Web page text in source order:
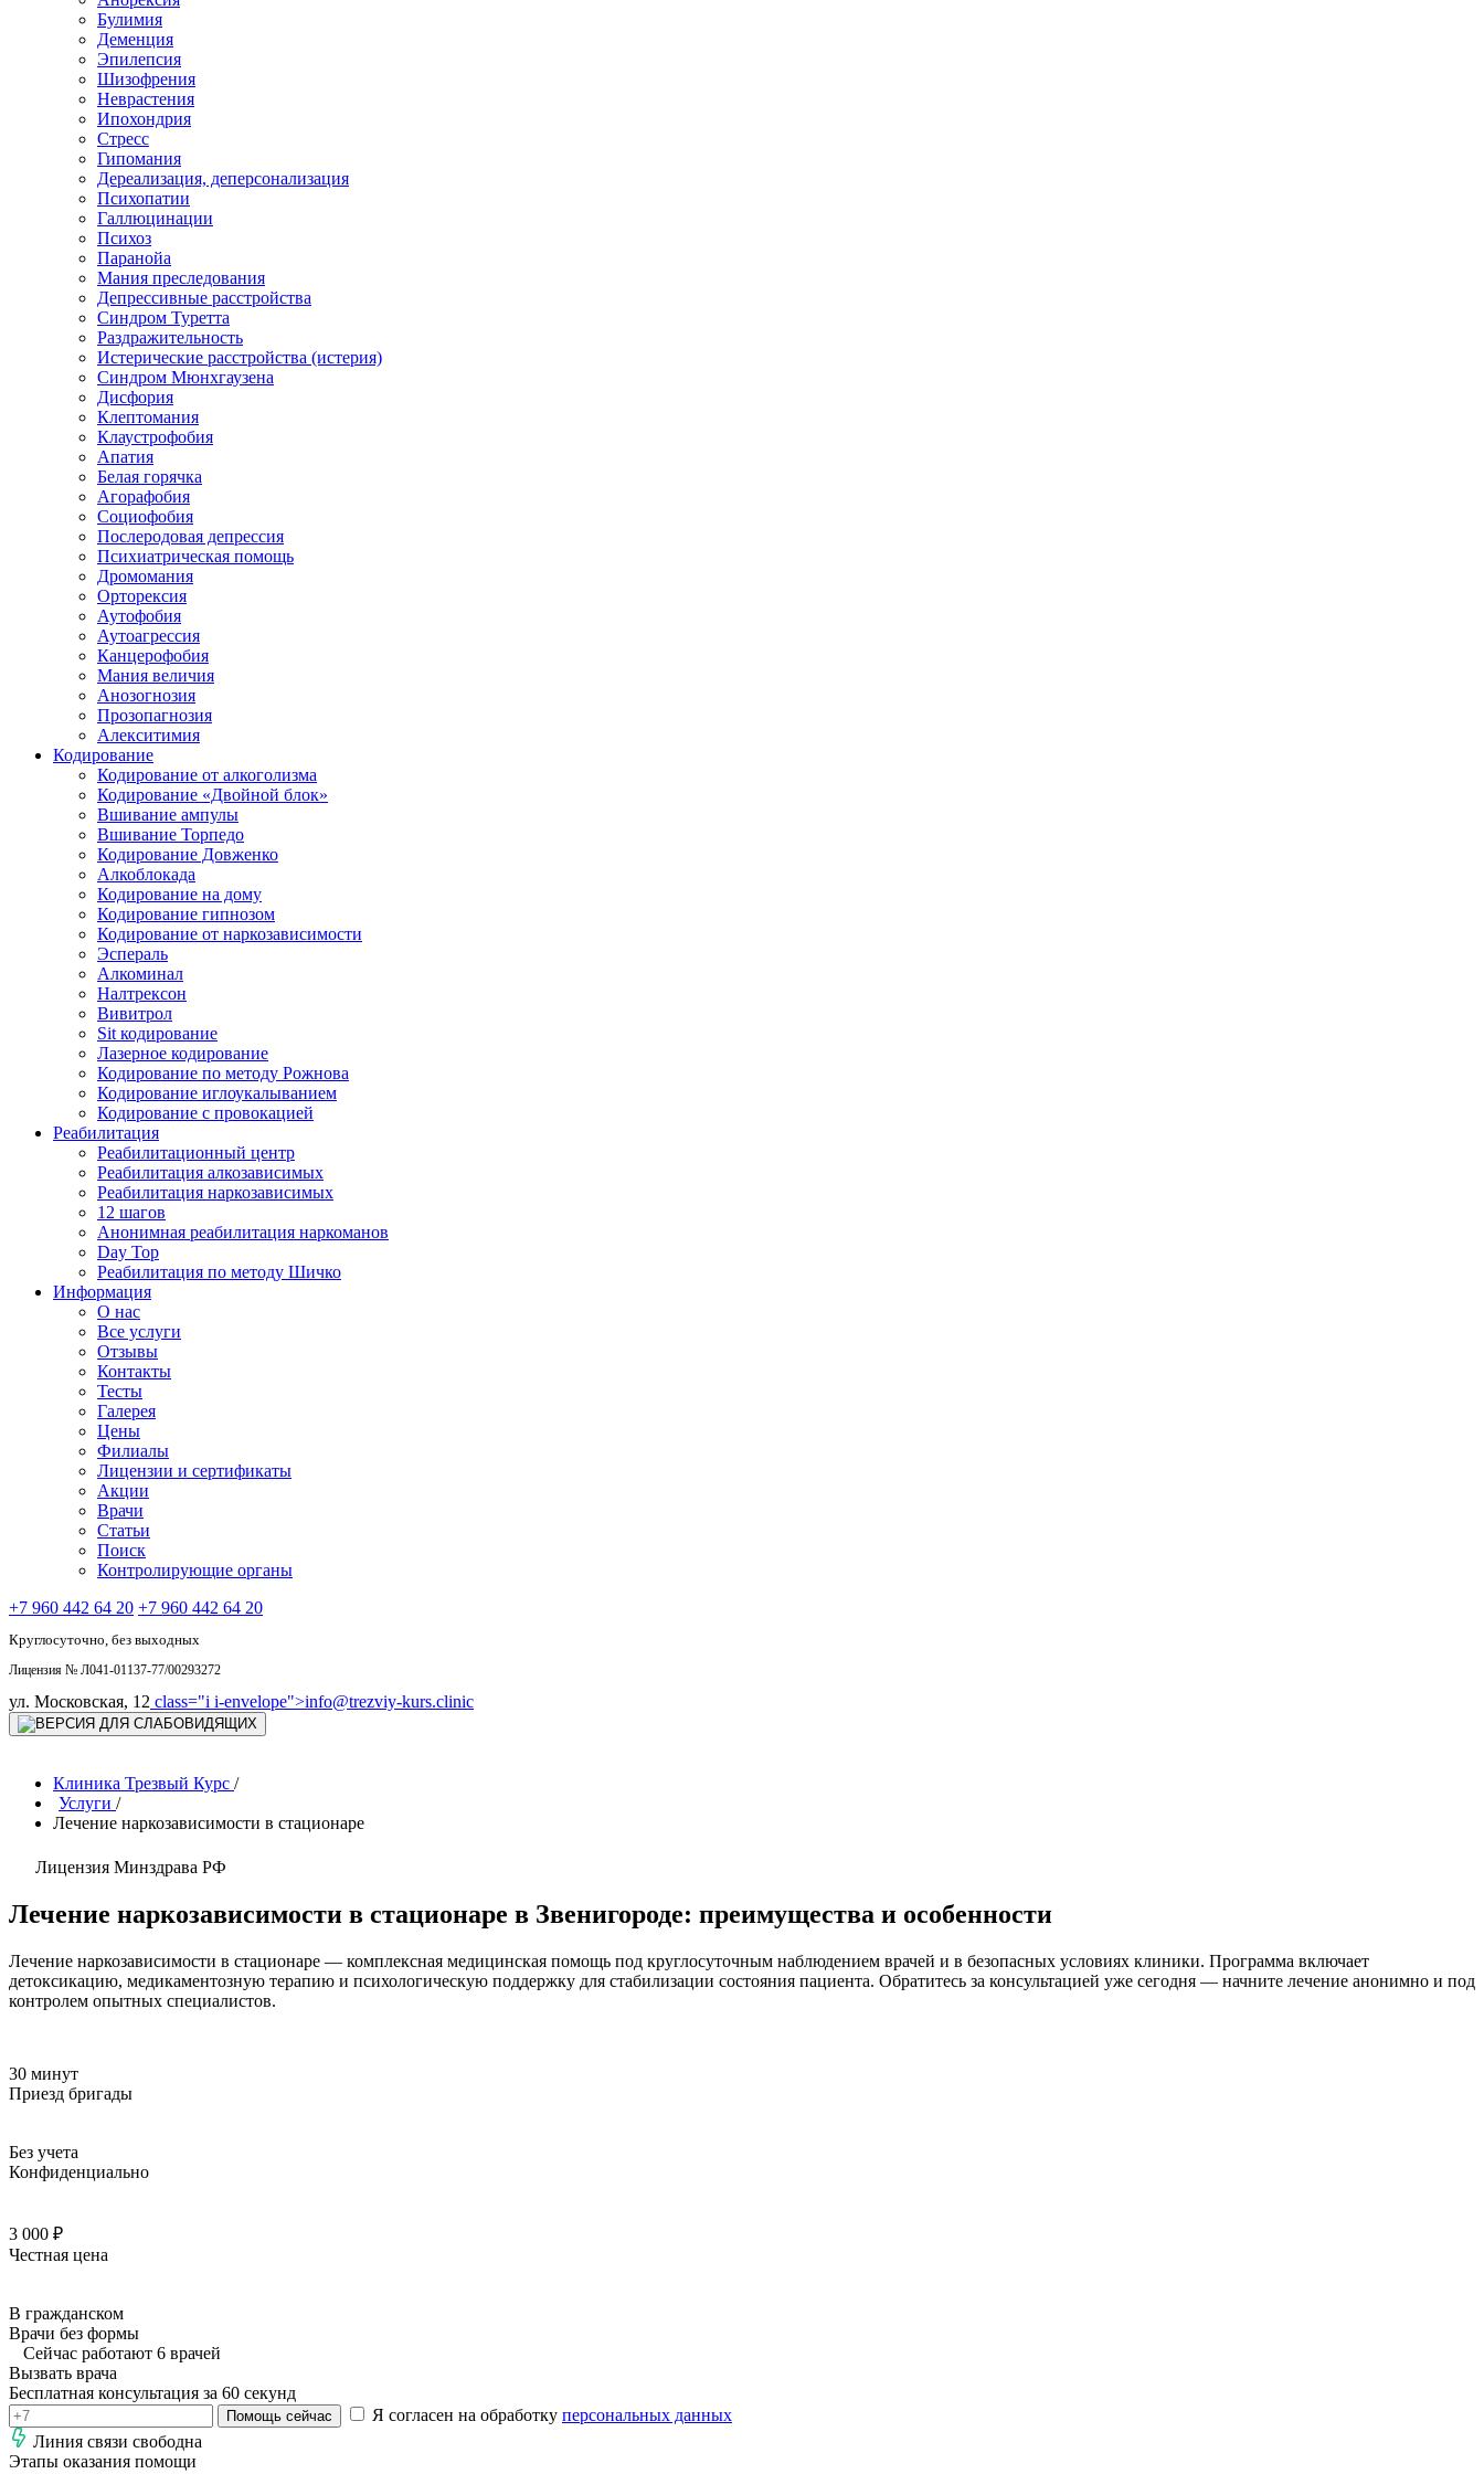
Булимия
Деменция
Эпилепсия
Шизофрения
Неврастения
Ипохондрия
Стресс
Гипомания
Дереализация, деперсонализация
Психопатии
Галлюцинации
Психоз
Паранойа
Мания преследования
Депрессивные расстройства
Синдром Туретта
Раздражительность
Истерические расстройства (истерия)
Синдром Мюнхгаузена
Дисфория
Клептомания
Клаустрофобия
Апатия
Белая горячка
Агорафобия
Социофобия
Послеродовая депрессия
Психиатрическая помощь
Дромомания
Орторексия
Аутофобия
Аутоагрессия
Канцерофобия
Мания величия
Анозогнозия
Прозопагнозия
Алекситимия
Кодирование
Кодирование от алкоголизма
Кодирование «Двойной блок»
Вшивание ампулы
Вшивание Торпедо
Кодирование Довженко
Алкоблокада
Кодирование на дому
Кодирование гипнозом
Кодирование от наркозависимости
Эспераль
Алкоминал
Налтрексон
Вивитрол
Sit кодирование
Лазерное кодирование
Кодирование по методу Рожнова
Кодирование иглоукалыванием
Кодирование с провокацией
Реабилитация
Реабилитационный центр
Реабилитация алкозависимых
Реабилитация наркозависимых
12 шагов
Анонимная реабилитация наркоманов
Day Top
Реабилитация по методу Шичко
Информация
О нас
Все услуги
Отзывы
Контакты
Тесты
Галерея
Цены
Филиалы
Лицензии и сертификаты
Акции
Врачи
Статьи
Поиск
Контролирующие органы
+7 960 442 64 20 +7 960 442 64 20
Круглосуточно, без выходных
Лицензия № Л041-01137-77/00293272
ул. Московская, 12 class="i i-envelope">info@trezviy-kurs.clinic
Клиника Трезвый Курс /
Услуги /
Лечение наркозависимости в стационаре
Лицензия Минздрава РФ
Лечение наркозависимости в стационаре в Звенигороде: преимущества и особенности
Лечение наркозависимости в стационаре — комплексная медицинская помощь под круглосуточным наблюдением врачей и в безопасных условиях клиники. Программа включает
детоксикацию, медикаментозную терапию и психологическую поддержку для стабилизации состояния пациента. Обратитесь за консультацией уже сегодня — начните лечение анонимно и под
контролем опытных специалистов.
30 минут
Приезд бригады
Без учета
Конфиденциально
3 000 ₽
Честная цена
В гражданском
Врачи без формы
Сейчас работают 6 врачей
Вызвать врача
Бесплатная консультация за 60 секунд
Помощь сейчас Я согласен на обработку персональных данных
Линия связи свободна
Этапы оказания помощи